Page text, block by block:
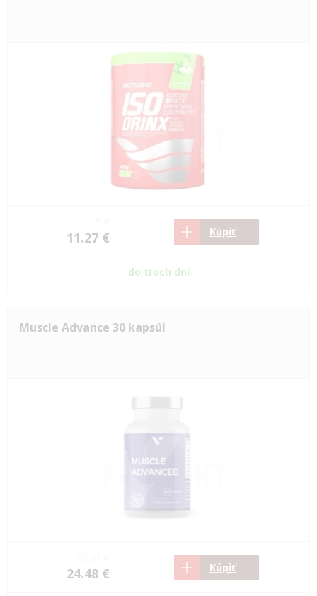
11.27 € Kúpiť
do troch dní
Muscle Advance 30 kapsúl
24.48 € Kúpiť